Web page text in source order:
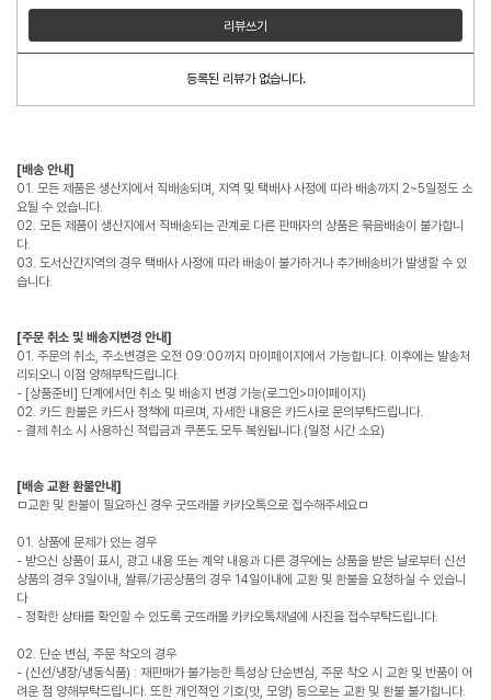
리뷰쓰기
등록된 리뷰가 없습니다.
[배송 안내]
01. 모든 제품은 생산지에서 직배송되며, 지역 및 택배사 사정에 따라 배송까지 2~5일정도 소
요될 수 있습니다.
02. 모든 제품이 생산지에서 직배송되는 관계로 다른 판매자의 상품은 묶음배송이 불가합니
다.
03. 도서산간지역의 경우 택배사 사정에 따라 배송이 불가하거나 추가배송비가 발생할 수 있
습니다.
[주문 취소 및 배송지변경 안내]
01. 주문의 취소, 주소변경은 오전 09:00까지 마이페이지에서 가능합니다. 이후에는 발송처
리되오니 이점 양해부탁드립니다.
- [상품준비] 단계에서만 취소 및 배송지 변경 가능(로그인>마이페이지)
02. 카드 환불은 카드사 정책에 따르며, 자세한 내용은 카드사로 문의부탁드립니다.
- 결제 취소 시 사용하신 적립금과 쿠폰도 모두 복원됩니다.(일정 시간 소요)
[배송 교환 환불안내]
ㅁ교환 및 환불이 필요하신 경우 굿뜨래몰 카카오톡으로 접수해주세요ㅁ
01. 상품에 문제가 있는 경우
- 받으신 상품이 표시, 광고 내용 또는 계약 내용과 다른 경우에는 상품을 받은 날로부터 신선
상품의 경우 3일이내, 쌀류/가공상품의 경우 14일이내에 교환 및 환불을 요청하실 수 있습니
다
- 정확한 상태를 확인할 수 있도록 굿뜨래몰 카카오톡채널에 사진을 접수부탁드립니다.
02. 단순 변심, 주문 착오의 경우
- (신선/냉장/냉동식품) : 재판매가 불가능한 특성상 단순변심, 주문 착오 시 교환 및 반품이 어
려운 점 양해부탁드립니다. 또한 개인적인 기호(맛, 모양) 등으로는 교환 및 환불 불가합니다.